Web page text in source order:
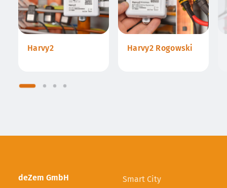
Harvy2 Harvy2 Rogowski
deZem GmbH
Smart City